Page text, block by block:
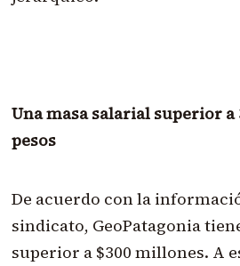
Una masa salarial superior a
pesos
De acuerdo con la
sindicato, GeoPatagonia
superior a $300 millones. A